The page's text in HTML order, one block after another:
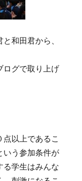
和田君から、
ログで取り上げ
以上であるこ
いう参加条件が
る学生はみんな